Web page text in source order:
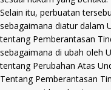
Selain itu, perbuatan
sebagaimana diatur dalam
tentang Pemberantasan
sebagaimana di ubah oleh
tentang Perubahan Atas
Tentang Pemberantasan